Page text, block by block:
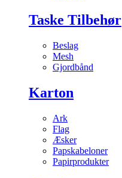
Taske Tilbehør
Beslag
Mesh
Gjordbånd
Karton
Ark
Flag
Æsker
Papskabeloner
Papirprodukter